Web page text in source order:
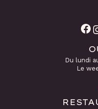
Facebook
Du lundi
Le